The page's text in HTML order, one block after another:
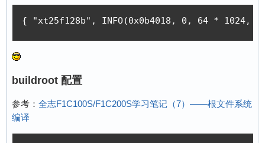
{ "xt25f128b", INFO(0x0b4018, 0, 64 * 1024,
buildroot 配置
参考： 全志F1C100S/F1C200S学习笔记（7）——根文件系统
编译